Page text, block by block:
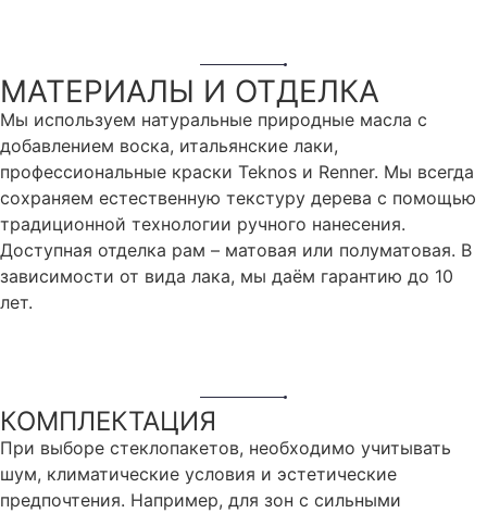
МАТЕРИАЛЫ И ОТДЕЛКА
Мы используем натуральные природные масла с
добавлением воска, итальянские лаки,
профессиональные краски Teknos и Renner. Мы всегда
сохраняем естественную текстуру дерева с помощью
традиционной технологии ручного нанесения.
Доступная отделка рам – матовая или полуматовая. В
зависимости от вида лака, мы даём гарантию до 10
лет.
КОМПЛЕКТАЦИЯ
При выборе стеклопакетов, необходимо учитывать
шум, климатические условия и эстетические
предпочтения. Например, для зон с сильными